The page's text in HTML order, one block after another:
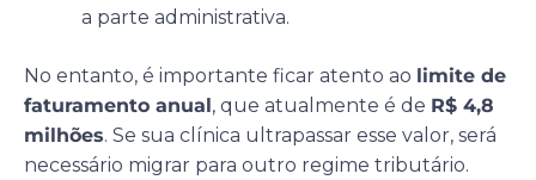
a parte administrativa.
No entanto, é importante ficar atento ao limite de
faturamento anual, que atualmente é de R$ 4,8
milhões. Se sua clínica ultrapassar esse valor, será
necessário migrar para outro regime tributário.